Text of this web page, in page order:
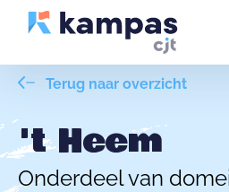
Terug naar overzicht
't Heem
Onderdeel van